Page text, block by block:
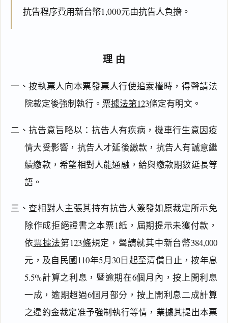
抗告程序費用新台幣1,000元由抗告人負擔。
理由
一、按執票人向本票發票人行使追索權時，得聲請法
院裁定後強制執行。 票據法第123條定有明文。
二、抗告意旨略以：抗告人有疾病，機車行生意因疫
情大受影響，抗告人才延後繳款，抗告人有誠意繼
續繳款，希望相對人能通融，給與繳款期數延長等
語。
三、查相對人主張其持有抗告人簽發如原裁定所示免
除作成拒絕證書之本票1紙，屆期提示未獲付款，
依票據法第123條規定，聲請就其中新台幣384,000
元，及自民國110年5月30日起至清償日止，按年息
5.5%計算之利息，暨逾期在6個月內，按上開利息
一成，逾期超過6個月部分，按上開利息二成計算
之違約金裁定准予強制執行等情，業據其提出本票
閱讀 研究